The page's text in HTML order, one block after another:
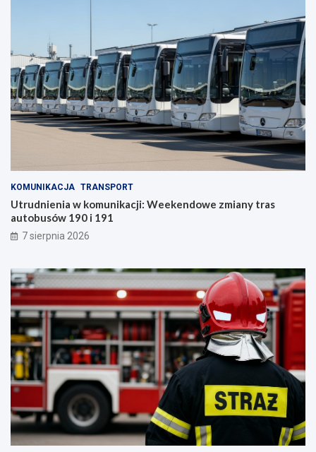
KOMUNIKACJA TRANSPORT
Utrudnienia w komunikacji: Weekendowe zmiany tras
autobusów 190 i 191
7 sierpnia 2026